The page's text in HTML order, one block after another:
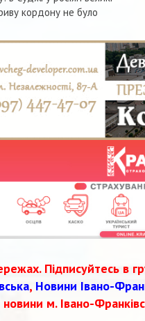
кордону не було
Підписуйтесь в
, Новини Івано-
новини м. Івано-